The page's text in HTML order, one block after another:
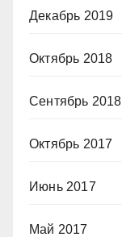
Декабрь 2019
Октябрь 2018
Сентябрь 2018
Октябрь 2017
Июнь 2017
Май 2017